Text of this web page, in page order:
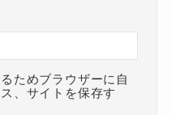
ためブラウザーに自
、サイトを保存す